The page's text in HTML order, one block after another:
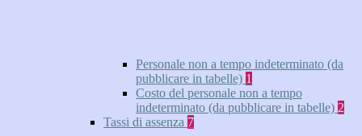
Personale non a tempo indeterminato (da
pubblicare in tabelle) 1
Costo del personale non a tempo
indeterminato (da pubblicare in tabelle) 2
Tassi di assenza 7